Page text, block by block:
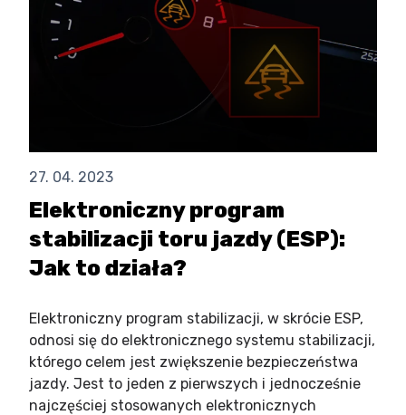
27. 04. 2023
Elektroniczny program
stabilizacji toru jazdy (ESP):
Jak to działa?
Elektroniczny program stabilizacji, w skrócie ESP,
odnosi się do elektronicznego systemu stabilizacji,
którego celem jest zwiększenie bezpieczeństwa
jazdy. Jest to jeden z pierwszych i jednocześnie
najczęściej stosowanych elektronicznych